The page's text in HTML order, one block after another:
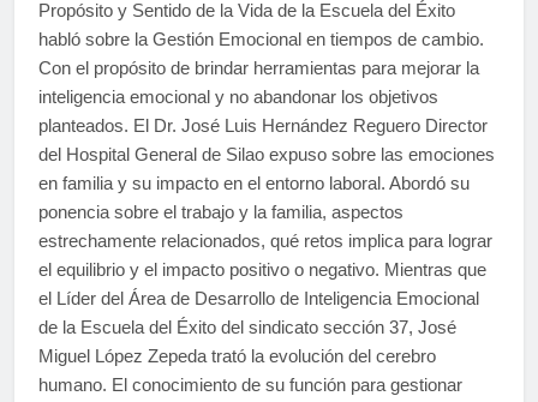
Propósito y Sentido de la Vida de la Escuela del Éxito
habló sobre la Gestión Emocional en tiempos de cambio.
Con el propósito de brindar herramientas para mejorar la
inteligencia emocional y no abandonar los objetivos
planteados. El Dr. José Luis Hernández Reguero Director
del Hospital General de Silao expuso sobre las emociones
en familia y su impacto en el entorno laboral. Abordó su
ponencia sobre el trabajo y la familia, aspectos
estrechamente relacionados, qué retos implica para lograr
el equilibrio y el impacto positivo o negativo. Mientras que
el Líder del Área de Desarrollo de Inteligencia Emocional
de la Escuela del Éxito del sindicato sección 37, José
Miguel López Zepeda trató la evolución del cerebro
humano. El conocimiento de su función para gestionar